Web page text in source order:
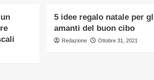
5 idee regalo natale per
amanti del buon cibo
Redazione Ottobre 31, 2021